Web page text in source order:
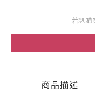
若想購
商品描述